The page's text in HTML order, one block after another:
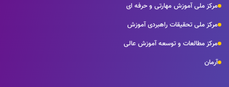
مرکز ملی آموزش مهارتی و حرفه ای
مرکز ملی تحقیقات راهبردی آموزش
مرکز مطالعات و توسعه آموزش عالی
آرمان